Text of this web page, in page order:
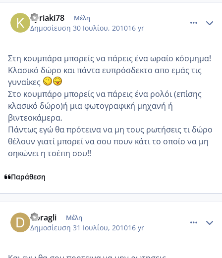
kyriaki78 Μέλη
Δημοσίευση 30 Ιουλίου, 201016 yr
Στη κουμπάρα μπορείς να πάρεις ένα ωραίο κόσμημα!
Κλασικό δώρο και πάντα ευπρόσδεκτο απο εμάς τις
γυναίκες
Στο κουμπάρο μπορείς να πάρεις ένα ρολόι (επίσης
κλασικό δώρο)ή μια φωτογραφική μηχανή ή
βιντεοκάμερα.
Πάντως εγώ θα πρότεινα να μη τους ρωτήσεις τι δώρο
θέλουν γιατί μπορεί να σου πουν κάτι το οποίο να μη
σηκώνει η τσέπη σου!!
Παράθεση
doragli Μέλη
Δημοσίευση 31 Ιουλίου, 201016 yr